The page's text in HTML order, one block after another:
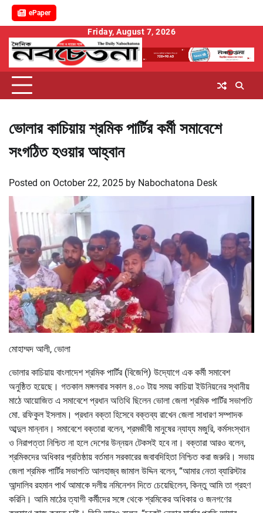
ePaper
content
Friday, August 7, 2026
ভোলার কাচিয়ায় শ্রমিক পার্টির কর্মী সমাবেশে
সংগঠিত হওয়ার আহ্বান
Posted on October 22, 2025 by Nabochatona Desk
মোহাম্মদ আলী, ভোলা
ভোলার কাচিয়ায় বাংলাদেশ শ্রমিক পার্টির (বিজেপি) উদ্যোগে এক কর্মী সমাবেশ
অনুষ্ঠিত হয়েছে। গতকাল মঙ্গলবার সকাল ৪.০০ টায় সময় কাচিয়া ইউনিয়নের স্থানীয়
মাঠে আয়োজিত এ সমাবেশে প্রধান অতিথি ছিলেন ভোলা জেলা শ্রমিক পার্টির সভাপতি
মো. রফিকুল ইসলাম। প্রধান বক্তা হিসেবে বক্তব্য রাখেন জেলা সাধারণ সম্পাদক
আব্দুল মান্নান। সমাবেশে বক্তারা বলেন, শ্রমজীবী মানুষের ন্যায্য মজুরি, কর্মসংস্থান
ও নিরাপত্তা নিশ্চিত না হলে দেশের উন্নয়ন টেকসই হবে না। বক্তারা আরও বলেন,
শ্রমিকদের অধিকার প্রতিষ্ঠায় বর্তমান সরকারের জবাবদিহিতা নিশ্চিত করা জরুরি। সভায়
জেলা শ্রমিক পার্টির সভাপতি আলহাজ্ব জামাল উদ্দিন বলেন, “আমার নেতা ব্যারিস্টার
আন্দালিব রহমান পার্থ আমাকে দলীয় নমিনেশন দিতে চেয়েছিলেন, কিন্তু আমি তা গ্রহণ
করিনি। আমি মাঠের ত্যাগী কর্মীদের সঙ্গে থেকে শ্রমিকের অধিকার ও জনগণের